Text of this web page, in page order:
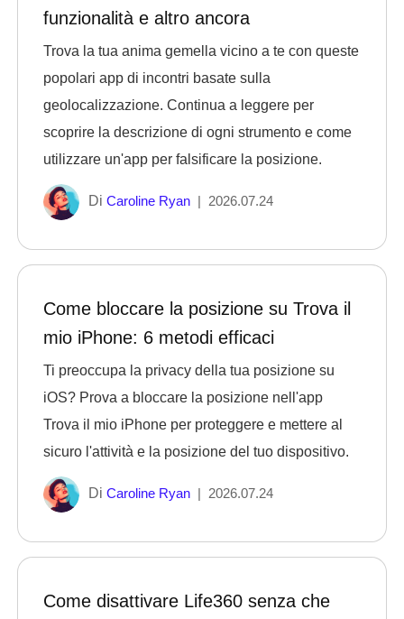
funzionalità e altro ancora
Trova la tua anima gemella vicino a te con queste
popolari app di incontri basate sulla
geolocalizzazione. Continua a leggere per
scoprire la descrizione di ogni strumento e come
utilizzare un'app per falsificare la posizione.
Di Caroline Ryan | 2026.07.24
Come bloccare la posizione su Trova il
mio iPhone: 6 metodi efficaci
Ti preoccupa la privacy della tua posizione su
iOS? Prova a bloccare la posizione nell'app
Trova il mio iPhone per proteggere e mettere al
sicuro l'attività e la posizione del tuo dispositivo.
Di Caroline Ryan | 2026.07.24
Come disattivare Life360 senza che